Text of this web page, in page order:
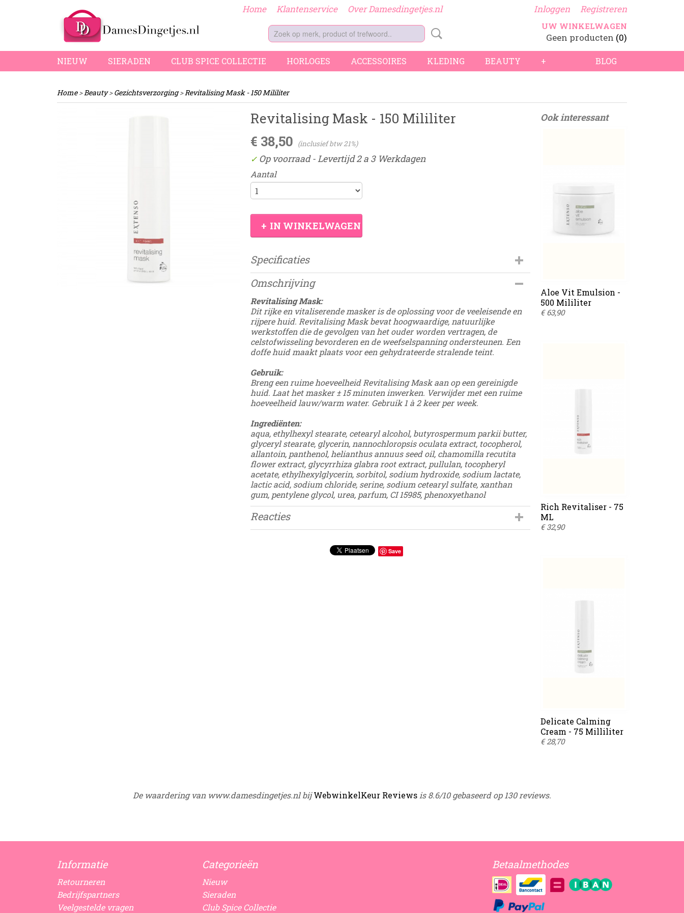
Home Klantenservice Over Damesdingetjes.nl Inloggen Registreren
UW WINKELWAGEN
Geen producten (0)
BLOG
NIEUW SIERADEN CLUB SPICE COLLECTIE HORLOGES ACCESSOIRES KLEDING BEAUTY +
Home>Beauty>Gezichtsverzorging>Revitalising Mask - 150 Mililiter
Revitalising Mask - 150 Mililiter
€ 38,50
(inclusief btw 21%)
✓ Op voorraad- Levertijd 2 a 3 Werkdagen
Aantal
IN WINKELWAGEN
Specificaties
Productcode
Omschrijving
Revitalising Mask:
Dit rijke en vitaliserende masker is de oplossing voor de veeleisende en
rijpere huid. Revitalising Mask bevat hoogwaardige, natuurlijke
werkstoffen die de gevolgen van het ouder worden vertragen, de
celstofwisseling bevorderen en de weefselspanning ondersteunen. Een
doffe huid maakt plaats voor een gehydrateerde stralende teint.
Gebruik:
Breng een ruime hoeveelheid Revitalising Mask aan op een gereinigde
huid. Laat het masker ± 15 minuten inwerken. Verwijder met een ruime
hoeveelheid lauw/warm water. Gebruik 1 à 2 keer per week.
Ingrediënten:
aqua, ethylhexyl stearate, cetearyl alcohol, butyrospermum parkii butter,
glyceryl stearate, glycerin, nannochloropsis oculata extract, tocopherol,
allantoin, panthenol, helianthus annuus seed oil, chamomilla recutita
flower extract, glycyrrhiza glabra root extract, pullulan, tocopheryl
acetate, ethylhexylglycerin, sorbitol, sodium hydroxide, sodium lactate,
lactic acid, sodium chloride, serine, sodium cetearyl sulfate, xanthan
gum, pentylene glycol, urea, parfum, CI 15985, phenoxyethanol
Reacties
Save
Ook interessant
Aloe Vit Emulsion -
500 Mililiter
€ 63,90
Rich Revitaliser - 75
ML
€ 32,90
Delicate Calming
Cream - 75 Milliliter
€ 28,70
De waardering van www.damesdingetjes.nl bijWebwinkelKeur Reviews is 8.6/10 gebaseerd op 130 reviews.
Informatie
Retourneren
Bedrijfspartners
Veelgestelde vragen
Categorieën
Nieuw
Sieraden
Club Spice Collectie
Betaalmethodes